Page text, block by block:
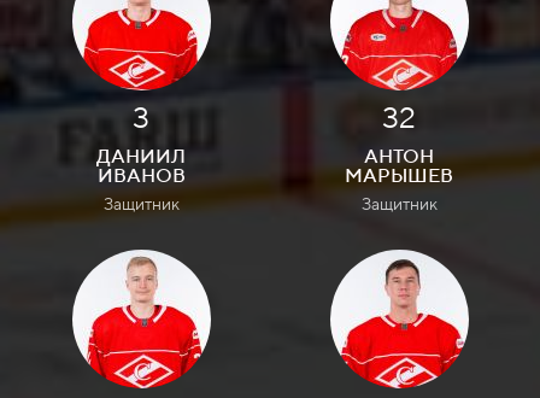
3
ДАНИИЛ
ИВАНОВ
Защитник
32
АНТОН
МАРЫШЕВ
Защитник